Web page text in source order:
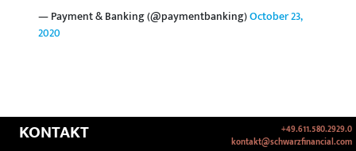
— Payment & Banking (@paymentbanking)October 23,
2020
KONTAKT
+49.611.580.2929.0
kontakt@schwarzfinancial.com